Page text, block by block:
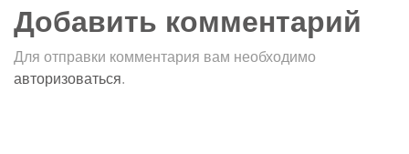
Добавить комментарий
Для отправки комментария вам необходимо
авторизоваться.